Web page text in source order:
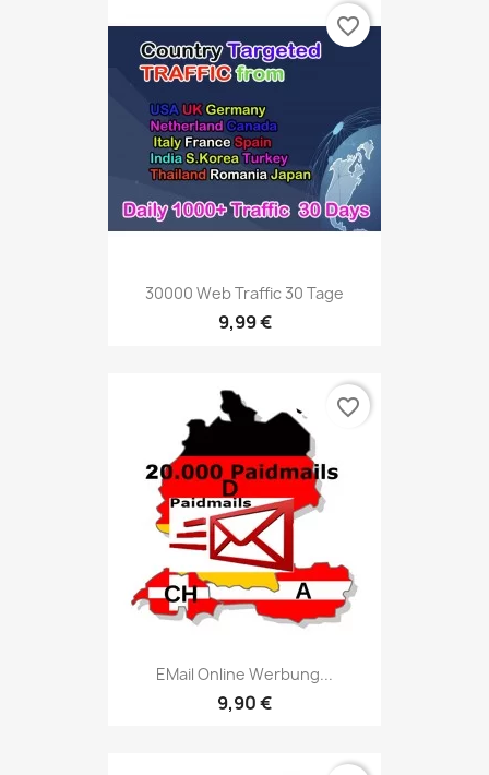
30000 Web Traffic 30 Tage
9,99 €
favorite_border
EMail Online Werbung...
9,90 €
favorite_border